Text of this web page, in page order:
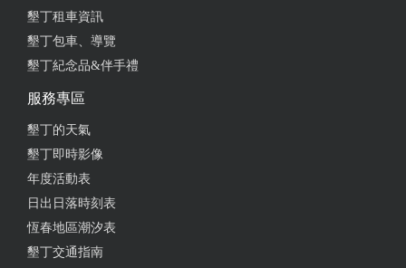
墾丁租車資訊
墾丁包車、導覽
墾丁紀念品&伴手禮
服務專區
墾丁的天氣
墾丁即時影像
年度活動表
日出日落時刻表
恆春地區潮汐表
墾丁交通指南